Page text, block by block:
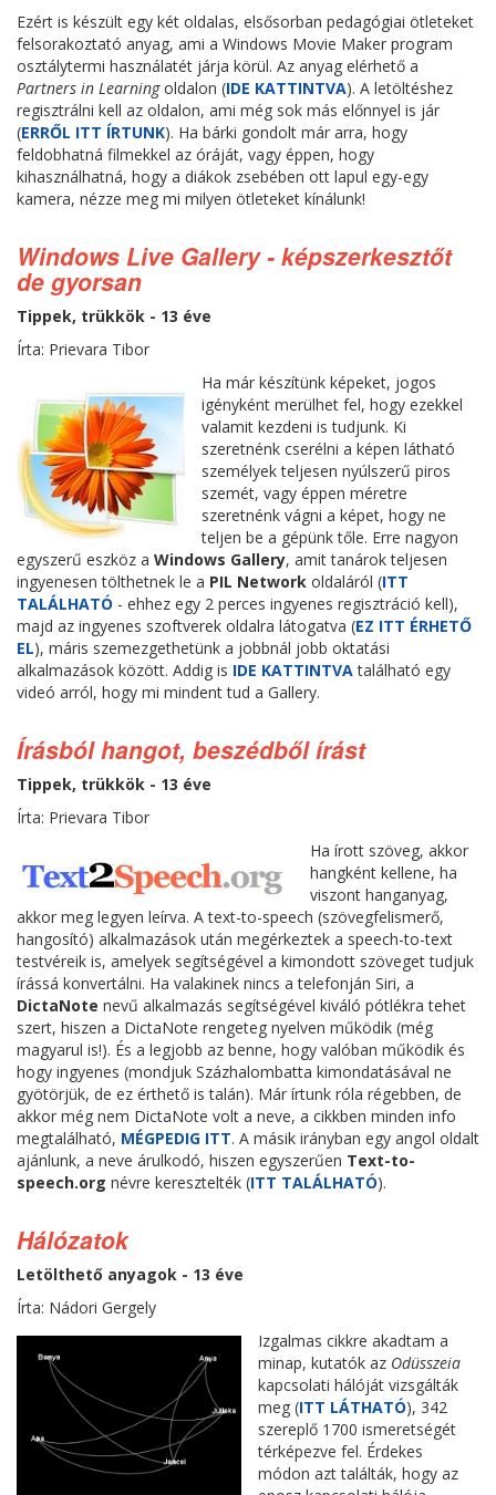
Ezért is készült egy két oldalas, elsősorban pedagógiai ötleteket
felsorakoztató anyag, ami a Windows Movie Maker program
osztálytermi használatét járja körül. Az anyag elérhető a
Partners in Learningoldalon (IDE KATTINTVA). A letöltéshez
regisztrálni kell az oldalon, ami még sok más előnnyel is jár
(ERRŐL ITT ÍRTUNK). Ha bárki gondolt már arra, hogy
feldobhatná filmekkel az óráját, vagy éppen, hogy
kihasználhatná, hogy a diákok zsebében ott lapul egy-egy
kamera, nézze meg mi milyen ötleteket kínálunk!
Windows Live Gallery - képszerkesztőt
de gyorsan
Tippek, trükkök - 13 éve
Írta: Prievara Tibor
Ha már készítünk képeket, jogos
igényként merülhet fel, hogy ezekkel
valamit kezdeni is tudjunk. Ki
szeretnénk cserélni a képen látható
személyek teljesen nyúlszerű piros
szemét, vagy éppen méretre
szeretnénk vágni a képet, hogy ne
teljen be a gépünk tőle. Erre nagyon
egyszerű eszköz a Windows Gallery, amit tanárok teljesen
ingyenesen tölthetnek le a PIL Network oldaláról (ITT
TALÁLHATÓ - ehhez egy 2 perces ingyenes regisztráció kell),
majd az ingyenes szoftverek oldalra látogatva (EZ ITT ÉRHETŐ
EL), máris szemezgethetünk a jobbnál jobb oktatási
alkalmazások között. Addig is IDE KATTINTVAtalálható egy
videó arról, hogy mi mindent tud a Gallery.
Írásból hangot, beszédből írást
Tippek, trükkök - 13 éve
Írta: Prievara Tibor
Ha írott szöveg, akkor
hangként kellene, ha
viszont hanganyag,
akkor meg legyen leírva. A text-to-speech (szövegfelismerő,
hangosító) alkalmazások után megérkeztek a speech-to-text
testvéreik is, amelyek segítségével a kimondott szöveget tudjuk
írássá konvertálni. Ha valakinek nincs a telefonján Siri, a
DictaNote nevű alkalmazás segítségével kiváló pótlékra tehet
szert, hiszen a DictaNote rengeteg nyelven működik (még
magyarul is!). És a legjobb az benne, hogy valóban működik és
hogy ingyenes (mondjuk Százhalombatta kimondatásával ne
gyötörjük, de ez érthető is talán). Már írtunk róla régebben, de
akkor még nem DictaNote volt a neve, a cikkben minden info
megtalálható, MÉGPEDIG ITT. A másik irányban egy angol oldalt
ajánlunk, a neve árulkodó, hiszen egyszerűen Text-to-
speech.org névre keresztelték (ITT TALÁLHATÓ).
Hálózatok
Letölthető anyagok - 13 éve
Írta: Nádori Gergely
Izgalmas cikkre akadtam a
minap, kutatók az Odüsszeia
kapcsolati hálóját vizsgálták
meg (ITT LÁTHATÓ), 342
szereplő 1700 ismeretségét
térképezve fel. Érdekes
módon azt találták, hogy az